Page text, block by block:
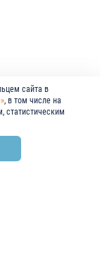
сайта в
, в том числе на
статистическим